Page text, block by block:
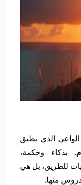
الذي يطبق
بذكاء وحكمة،
للطريق، بل هي
منها.